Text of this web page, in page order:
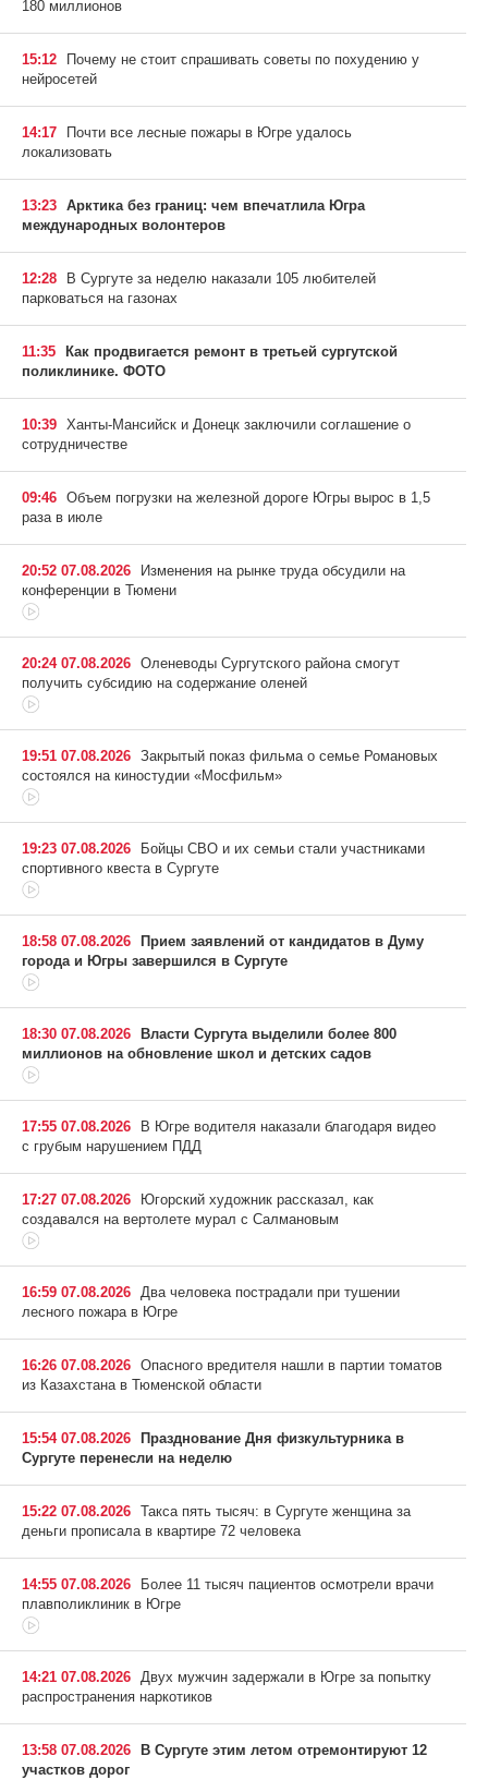
180 миллионов
15:12
Почему не стоит спрашивать советы по похудению у
нейросетей
14:17
Почти все лесные пожары в Югре удалось
локализовать
13:23 Арктика без границ: чем впечатлила Югра
международных волонтеров
12:28
В Сургуте за неделю наказали 105 любителей
парковаться на газонах
11:35
Как продвигается ремонт в третьей сургутской
поликлинике. ФОТО
10:39 Ханты-Мансийск и Донецк заключили соглашение о
сотрудничестве
09:46 Объем погрузки на железной дороге Югры вырос в 1,5
раза в июле
20:52 07.08.2026
Изменения на рынке труда обсудили на
конференции в Тюмени
20:24 07.08.2026 Оленеводы Сургутского района смогут
получить субсидию на содержание оленей
19:51 07.08.2026 Закрытый показ фильма о семье Романовых
состоялся на киностудии «Мосфильм»
19:23 07.08.2026
Бойцы СВО и их семьи стали участниками
спортивного квеста в Сургуте
18:58 07.08.2026
Прием заявлений от кандидатов в Думу
города и Югры завершился в Сургуте
18:30 07.08.2026
Власти Сургута выделили более 800
миллионов на обновление школ и детских садов
17:55 07.08.2026
В Югре водителя наказали благодаря видео
с грубым нарушением ПДД
17:27 07.08.2026
Югорский художник рассказал, как
создавался на вертолете мурал с Салмановым
16:59 07.08.2026 Два человека пострадали при тушении
лесного пожара в Югре
16:26 07.08.2026 Опасного вредителя нашли в партии томатов
из Казахстана в Тюменской области
15:54 07.08.2026
Празднование Дня физкультурника в
Сургуте перенесли на неделю
15:22 07.08.2026 Такса пять тысяч: в Сургуте женщина за
деньги прописала в квартире 72 человека
14:55 07.08.2026
Более 11 тысяч пациентов осмотрели врачи
плавполиклиник в Югре
14:21 07.08.2026 Двух мужчин задержали в Югре за попытку
распространения наркотиков
13:58 07.08.2026
В Сургуте этим летом отремонтируют 12
участков дорог